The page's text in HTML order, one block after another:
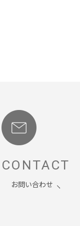
CONTACT
お問い合わせ